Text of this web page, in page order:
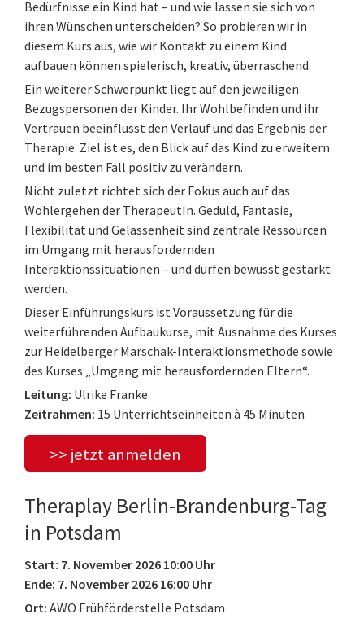
Bedürfnisse ein Kind hat – und wie lassen sie sich von
ihren Wünschen unterscheiden? So probieren wir in
diesem Kurs aus, wie wir Kontakt zu einem Kind
aufbauen können spielerisch, kreativ, überraschend.
Ein weiterer Schwerpunkt liegt auf den jeweiligen
Bezugspersonen der Kinder. Ihr Wohlbefinden und ihr
Vertrauen beeinflusst den Verlauf und das Ergebnis der
Therapie. Ziel ist es, den Blick auf das Kind zu erweitern
und im besten Fall positiv zu verändern.
Nicht zuletzt richtet sich der Fokus auch auf das
Wohlergehen der TherapeutIn. Geduld, Fantasie,
Flexibilität und Gelassenheit sind zentrale Ressourcen
im Umgang mit herausfordernden
Interaktionssituationen – und dürfen bewusst gestärkt
werden.
Dieser Einführungskurs ist Voraussetzung für die
weiterführenden Aufbaukurse, mit Ausnahme des Kurses
zur Heidelberger Marschak-Interaktionsmethode sowie
des Kurses „Umgang mit herausfordernden Eltern“.
Leitung: Ulrike Franke
Zeitrahmen: 15 Unterrichtseinheiten à 45 Minuten
>> jetzt anmelden
Theraplay Berlin-Brandenburg-Tag
in Potsdam
Start: 7. November 2026 10:00 Uhr
Ende: 7. November 2026 16:00 Uhr
Ort: AWO Frühförderstelle Potsdam